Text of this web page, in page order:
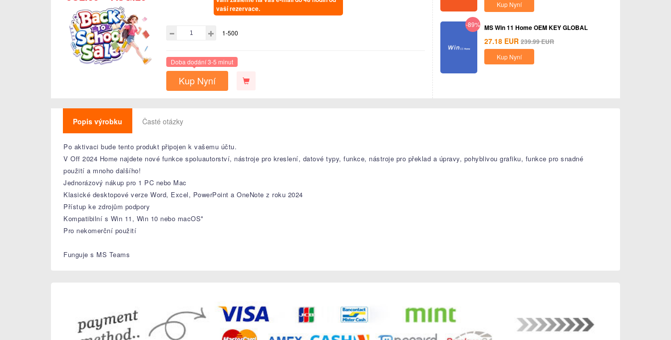
vaší rezervace.
1-500
Doba dodání 3-5 minut
Kup Nyní
Kup Nyní
-89% MS Win 11 Home OEM KEY GLOBAL
27.18 EUR 239.99EUR
Kup Nyní
Popis výrobku Časté otázky
Po aktivaci bude tento produkt připojen k vašemu účtu.
V Off 2024 Home najdete nové funkce spoluautorství, nástroje pro kreslení, datové typy, funkce, nástroje pro překlad a úpravy, pohyblivou grafiku, funkce pro snadné
použití a mnoho dalšího!
Jednorázový nákup pro 1 PC nebo Mac
Klasické desktopové verze Word, Excel, PowerPoint a OneNote z roku 2024
Přístup ke zdrojům podpory
Kompatibilní s Win 11, Win 10 nebo macOS*
Pro nekomerční použití
Funguje s MS Teams